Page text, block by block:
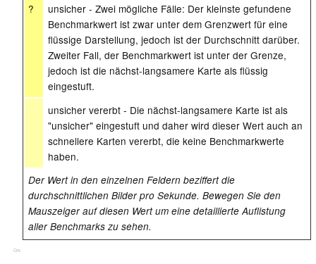
?
unsicher - Zwei mögliche Fälle: Der kleinste gefundene
Benchmarkwert ist zwar unter dem Grenzwert für eine
flüssige Darstellung, jedoch ist der Durchschnitt darüber.
Zweiter Fall, der Benchmarkwert ist unter der Grenze,
jedoch ist die nächst-langsamere Karte als flüssig
eingestuft.
unsicher vererbt - Die nächst-langsamere Karte ist als
"unsicher" eingestuft und daher wird dieser Wert auch an
schnellere Karten vererbt, die keine Benchmarkwerte
haben.
Der Wert in den einzelnen Feldern beziffert die
durchschnittlichen Bilder pro Sekunde. Bewegen Sie den
Mauszeiger auf diesen Wert um eine detaillierte Auflistung
aller Benchmarks zu sehen.
Cns